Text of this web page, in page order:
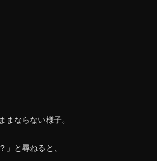
ならない様子。
と尋ねると、